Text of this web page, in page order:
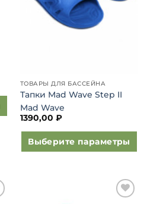
товара.
ТОВАРЫ ДЛЯ БАССЕЙНА
Тапки Mad Wave Step II
Mad Wave
1390,00 ₽
Выберите параметры